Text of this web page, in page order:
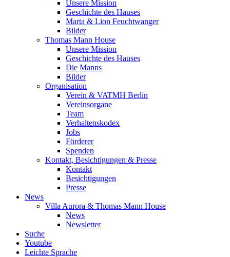
Unsere Mission
Geschichte des Hauses
Marta & Lion Feuchtwanger
Bilder
Thomas Mann House
Unsere Mission
Geschichte des Hauses
Die Manns
Bilder
Organisation
Verein & VATMH Berlin
Vereinsorgane
Team
Verhaltenskodex
Jobs
Förderer
Spenden
Kontakt, Besichtigungen & Presse
Kontakt
Besichtigungen
Presse
News
Villa Aurora & Thomas Mann House
News
Newsletter
Suche
Youtube
Leichte Sprache